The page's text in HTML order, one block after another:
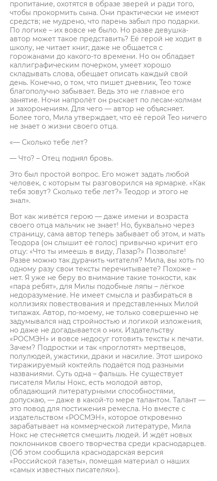
пропитание, охотятся в образе зверей и ради того,
чтобы прокормить сына. Они практически не имеют
средств; не мудрено, что парень забыл про подарки.
По логике – их вовсе не было. Но разве девушка-
автор может такое представить? Её герой не ходит в
школу, не читает книг, даже не общается с
горожанами до какого-то времени. Но он обладает
каллиграфическим почерком, умеет хорошо
складывать слова, обещает описать каждый свой
день. Конечно, о том, что пишет дневник, Тео тоже
благополучно забывает. Ведь это не главное его
занятие. Ночи напролёт он рыскает по лесам-холмам
и захоронениям. Для чего — автор не объясняет.
Более того, Мила утверждает, что её герой Тео ничего
не знает о жизни своего отца.
«— Сколько тебе лет?
— Что? – Отец поднял бровь.
Это был простой вопрос. Его может задать любой
человек, с которым ты разговорился на ярмарке. «Как
тебя зовут? Сколько тебе лет?» Теодор и этого не
знал».
Вот как живётся герою — даже имени и возраста
своего отца мальчик не знает! Но, буквально через
страницу, сама автор теперь забывает об этом, и мать
Теодора (он слышит её голос) привычно кричит его
отцу: «Что ты имеешь в виду, Лазар?» Позвольте!
Разве можно так дурачить читателя? Мила, вы хоть по
одному разу свои тексты перечитываете? Похоже –
нет. Я уже не беру во внимание такие тонкости, как
«пара ребят», для Милы подобные ляпы – лёгкое
недоразумение. Не имеет смысла и разбираться в
коллизиях повествования и представленных Милой
типажах. Автор, по-моему, не только совершенно не
задумывался над стройностью и логикой изложения,
но даже не догадывается о них. Издательству
«РОСМЭН» и вовсе недосуг готовить тексты к печати.
Зачем? Подростки и так «проглотят» мертвецов,
полулюдей, ужастики, драки и насилие. Этот широко
тиражируемый коктейль подаётся под разными
названиями. Суть одна – фальшь. Не существует
писателя Милы Нокс, есть молодой автор,
обладающий литературными способностями,
допускаю, — даже в какой-то мере талантом. Талант —
это повод для постижения ремесла. Но вместе с
издательством «РОСМЭН», которое откровенно
зарабатывает на коммерческой литературе, Мила
Нокс не стесняется смешить людей. И ждёт новых
поклонников своего творчества среди краснодарцев.
(Об этом сообщила краснодарская версия
«Российской газеты», помещая материал о наших
«самых известных писателях»).